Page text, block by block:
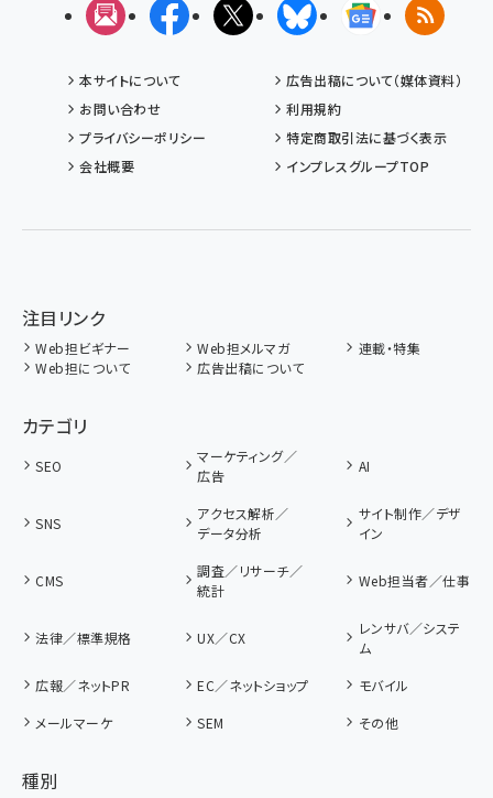
メルマガFacebookX(エックス)BlueskyGoogleニュ
RSS
本サイトについて
広告出稿について（媒体資料）
お問い合わせ
利用規約
プライバシーポリシー
特定商取引法に基づく表示
会社概要
インプレスグループTOP
注目リンク
Web担ビギナー Web担メルマガ
連載・特集
Web担について
広告出稿について
カテゴリ
SEO
マーケティング／
広告
AI
SNS
アクセス解析／
データ分析
サイト制作／デザ
イン
CMS
調査／リサーチ／
統計
Web担当者／仕事
法律／標準規格 UX／CX
レンサバ／システ
ム
広報／ネットPR
EC／ネットショップ
モバイル
メールマーケ
SEM その他
種別